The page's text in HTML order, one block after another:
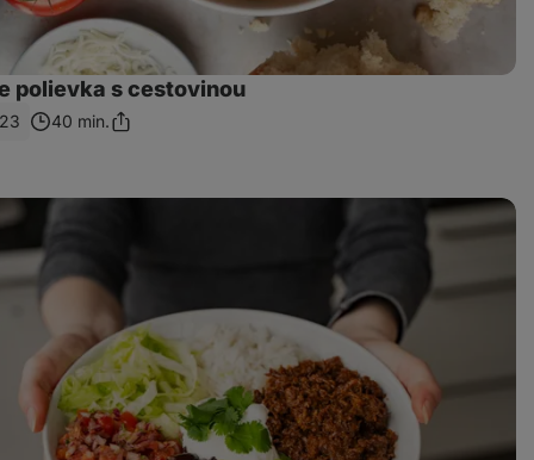
polievka s cestovinou
40 min.Zdieľať